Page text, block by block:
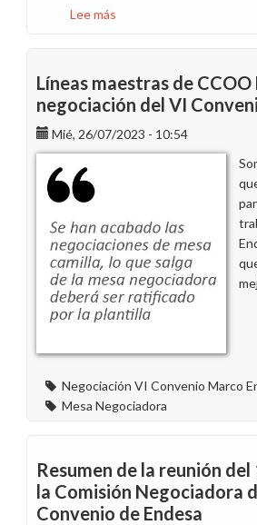
Lee más
reunión
del
26
de
Comisión
Negociadora
del
VI
Convenio
Endesa
Líneas maestras de CCOO
negociación del VI
Mié, 26/07/2023 - 10:54
Negociación VI Convenio Marco
Mesa Negociadora
Resumen de la reunión
la Comisión Negociadora
Convenio de Endesa